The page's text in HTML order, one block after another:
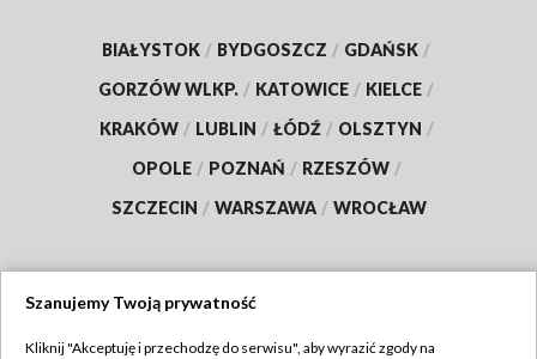
BIAŁYSTOK / BYDGOSZCZ / GDAŃSK /
GORZÓW WLKP. / KATOWICE / KIELCE /
KRAKÓW / LUBLIN / ŁÓDŹ / OLSZTYN /
OPOLE / POZNAŃ / RZESZÓW /
SZCZECIN / WARSZAWA / WROCŁAW
Szanujemy Twoją prywatność
Kliknij "Akceptuję i przechodzę do serwisu", aby wyrazić zgody na